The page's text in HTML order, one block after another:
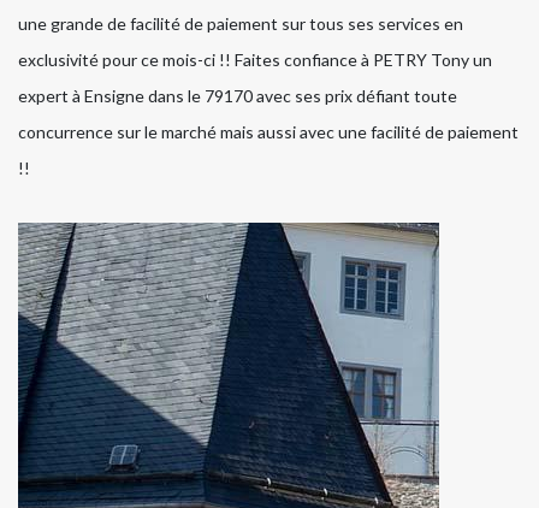
une grande de facilité de paiement sur tous ses services en
exclusivité pour ce mois-ci !! Faites confiance à PETRY Tony un
expert à Ensigne dans le 79170 avec ses prix défiant toute
concurrence sur le marché mais aussi avec une facilité de paiement
!!